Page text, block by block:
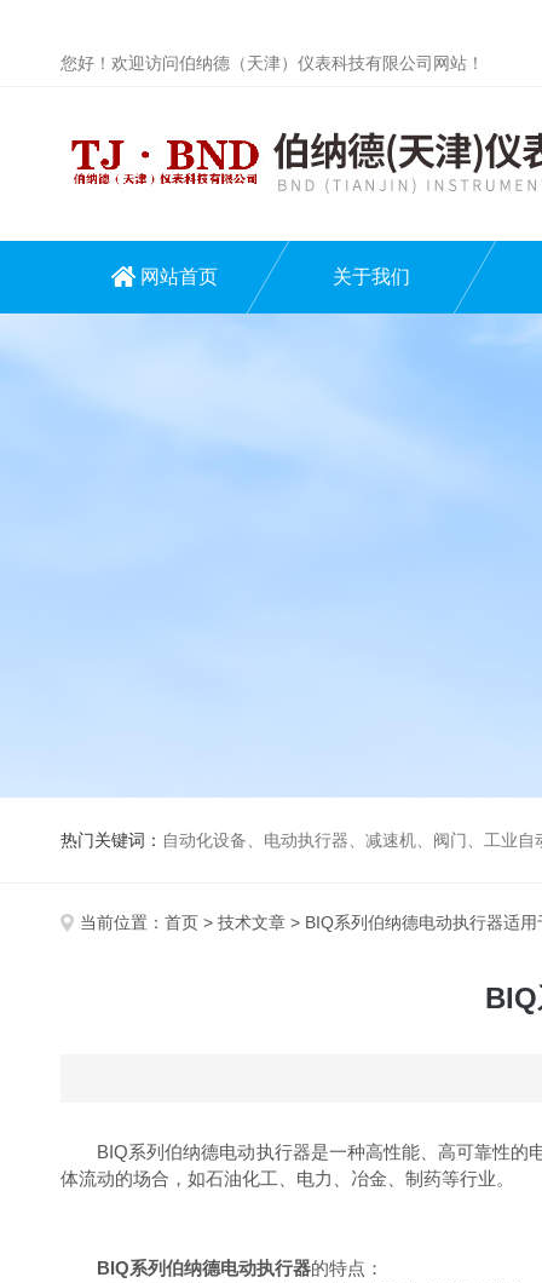
您好！欢迎访问伯纳德（天津）仪表科技有限公司网站！
网站首页 关于我们
热门关键词： 自动化设备、电动执行器、减速机、阀门、工业自
当前位置： 首页 > 技术文章 > BIQ系列伯纳德电动执行器适
BIQ系列伯纳德电动执行器是一种高性能、高可靠性的
体流动的场合，如石油化工、电力、冶金、制药等行业。
BIQ系列伯纳德电动执行器的特点：